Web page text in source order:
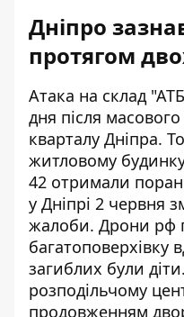
Дніпро
протягом
Атака на склад
дня після
кварталу Дніпра.
житловому
42 отримали
у Дніпрі 2 червня
жалоби. Дрони рф
багатоповерхівку
загиблих були
розподільчому
продовженням